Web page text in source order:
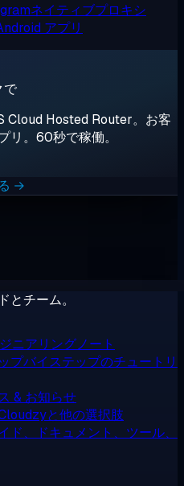
ネイティブプロキシ
アプリ
で
Cloud Hosted Router。お客
リ。60秒で稼働。
→
とチーム。
ニアリングノート
プバイステップのチュートリ
& お知らせ
と他の選択肢
ド、ドキュメント、ツール、